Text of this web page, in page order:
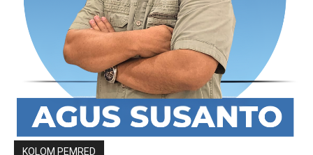
KOLOM PEMRED